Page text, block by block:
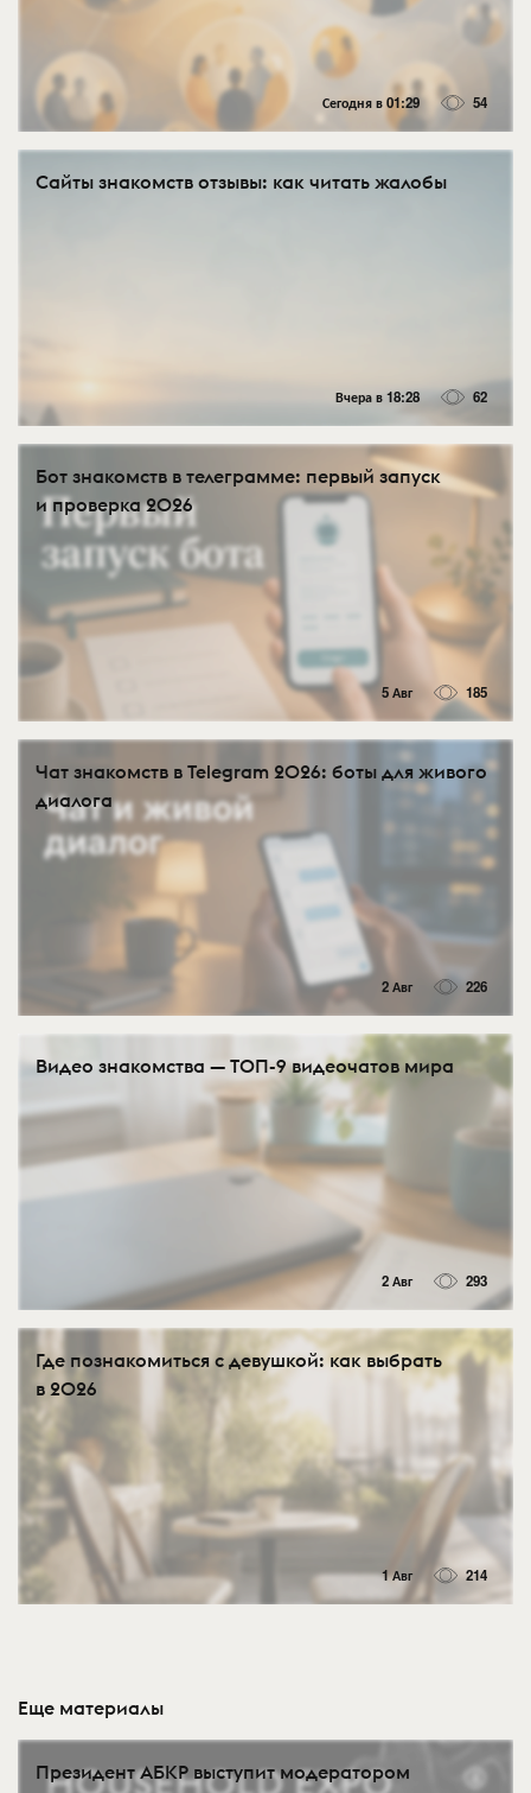
Сегодня в 01:29 54
Сайты знакомств отзывы: как читать жалобы
Вчера в 18:28 62
Бот знакомств в телеграмме: первый запуск
и проверка 2026
5 Авг 185
Чат знакомств в Telegram 2026: боты для живого
диалога
2 Авг 226
Видео знакомства — ТОП-9 видеочатов мира
2 Авг 293
Где познакомиться с девушкой: как выбрать
в 2026
1 Авг 214
Еще материалы
Президент АБКР выступит модератором